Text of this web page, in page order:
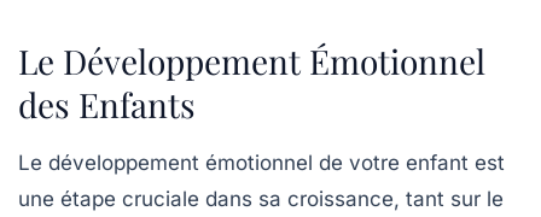
Le Développement Émotionnel
des Enfants
Le développement émotionnel de votre enfant est
une étape cruciale dans sa croissance, tant sur le